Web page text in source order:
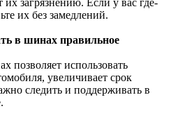
их без замедлений.
в шинах правильное
позволяет использовать
увеличивает срок
следить и поддерживать в